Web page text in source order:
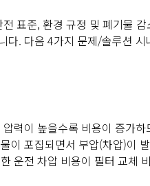
표준, 환경 규정 및 폐기물
. 다음 4가지 문제/솔루션
력이 높을수록 비용이 증가
이 포집되면서 부압(차압)이
운전 차압 비용이 필터 교체